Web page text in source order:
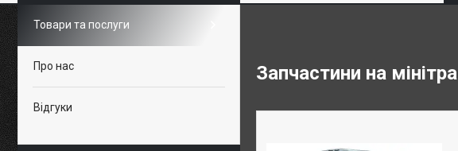
Запчастини на
Товари та послуги
Про нас
Відгуки